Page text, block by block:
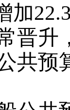
加
晋升
共预